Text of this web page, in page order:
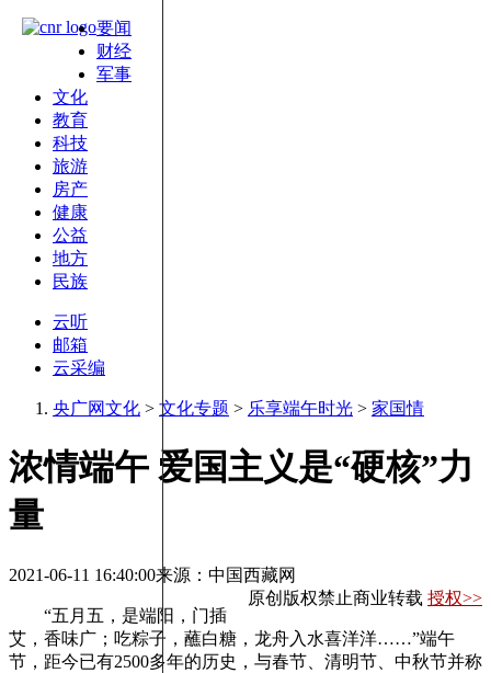
要闻
财经
军事
文化
教育
科技
旅游
房产
健康
公益
地方
民族
云听
邮箱
云采编
央广网文化 > 文化专题 > 乐享端午时光 > 家国情
浓情端午 爱国主义是“硬核”力
量
2021-06-11 16:40:00来源：中国西藏网
原创版权禁止商业转载 授权>>
“五月五，是端阳，门插
艾，香味广；吃粽子，蘸白糖，龙舟入水喜洋洋……”端午
节，距今已有2500多年的历史，与春节、清明节、中秋节并称